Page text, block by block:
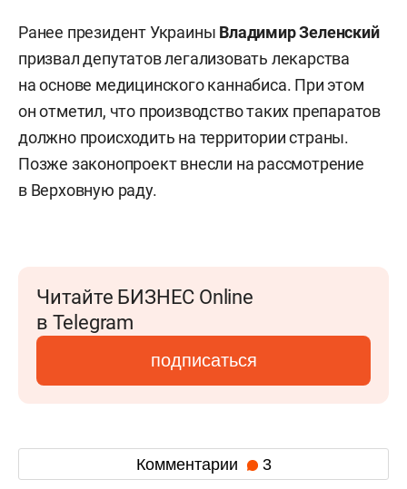
Ранее президент Украины Владимир Зеленский
призвал депутатов легализовать лекарства
на основе медицинского каннабиса. При этом
он отметил, что производство таких препаратов
должно происходить на территории страны.
Позже законопроект внесли на рассмотрение
в Верховную раду.
Читайте БИЗНЕС Online
в Telegram
подписаться
Комментарии 3